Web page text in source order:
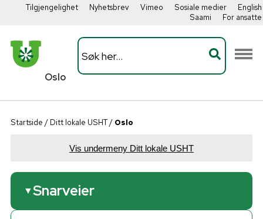
Tilgjengelighet Nyhetsbrev Vimeo Sosiale medier
English
Saami
For ansatte
Oslo
Startside / Ditt lokale USHT/ Oslo
Vis undermeny Ditt lokale USHT
▼Snarveier